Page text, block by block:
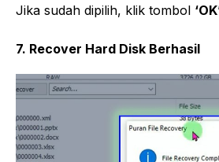
Jika sudah dipilih, klik tombol
7. Recover Hard Disk Berhasil